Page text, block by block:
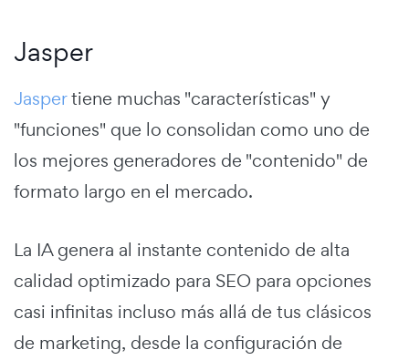
Jasper
Jaspertiene muchas "características" y
"funciones" que lo consolidan como uno de
los mejores generadores de "contenido" de
formato largo en el mercado.
La IA genera al instante contenido de alta
calidad optimizado para SEO para opciones
casi infinitas incluso más allá de tus clásicos
de marketing, desde la configuración de